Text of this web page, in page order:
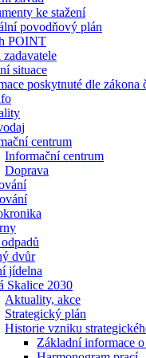
ke stažení
povodňový plán
POINT
situace
poskytnuté dle zákona
centrum
Informační centrum
Doprava
dvůr
jídelna
Skalice 2030
Aktuality, akce
Strategický plán
Historie vzniku
Základní informace